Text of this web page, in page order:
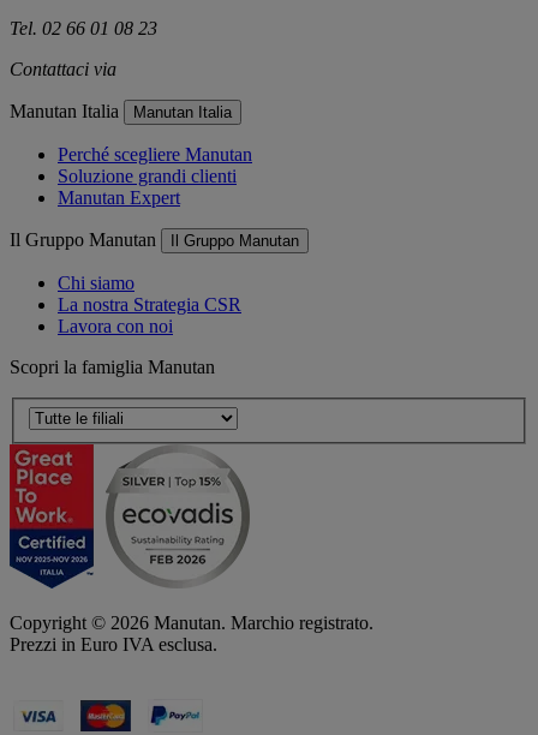
Tel. 02 66 01 08 23
Contattaci via
Manutan Italia Manutan Italia
Perché scegliere Manutan
Soluzione grandi clienti
Manutan Expert
Il Gruppo Manutan Il Gruppo Manutan
Chi siamo
La nostra Strategia CSR
Lavora con noi
Scopri la famiglia Manutan
Copyright © 2026 Manutan. Marchio registrato.
Prezzi in Euro IVA esclusa.